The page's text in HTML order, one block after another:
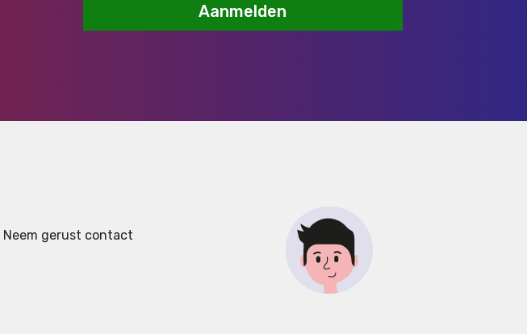
Aanmelden
Neem gerust contact